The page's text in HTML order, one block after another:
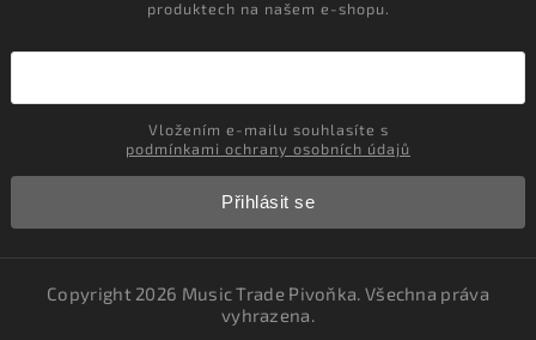
produktech na našem e-shopu.
podmínkami ochrany osobních údajů
Přihlásit se
Copyright 2026 Music Trade Pivoňka. Všechna práva
vyhrazena.